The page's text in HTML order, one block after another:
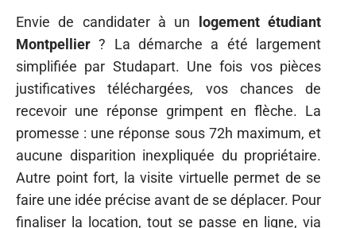
Envie de candidater à un
logement étudiant
Montpellier ? La démarche a été largement
simplifiée par Studapart. Une fois vos pièces
justificatives téléchargées, vos chances de
recevoir une réponse grimpent en flèche. La
promesse : une réponse sous 72h maximum, et
aucune disparition inexpliquée du propriétaire.
Autre point fort, la visite virtuelle permet de se
faire une idée précise avant de se déplacer. Pour
finaliser la location, tout se passe en ligne, via